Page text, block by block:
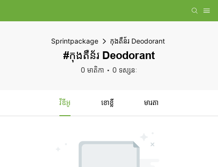
Sprintpackage កុងតឺន័រ Deodorant
#កុងតឺន័រ Deodorant
0 មាតិកា 0 ទស្សនៈ
វីឌីអូ ខោខ្លី មារតា